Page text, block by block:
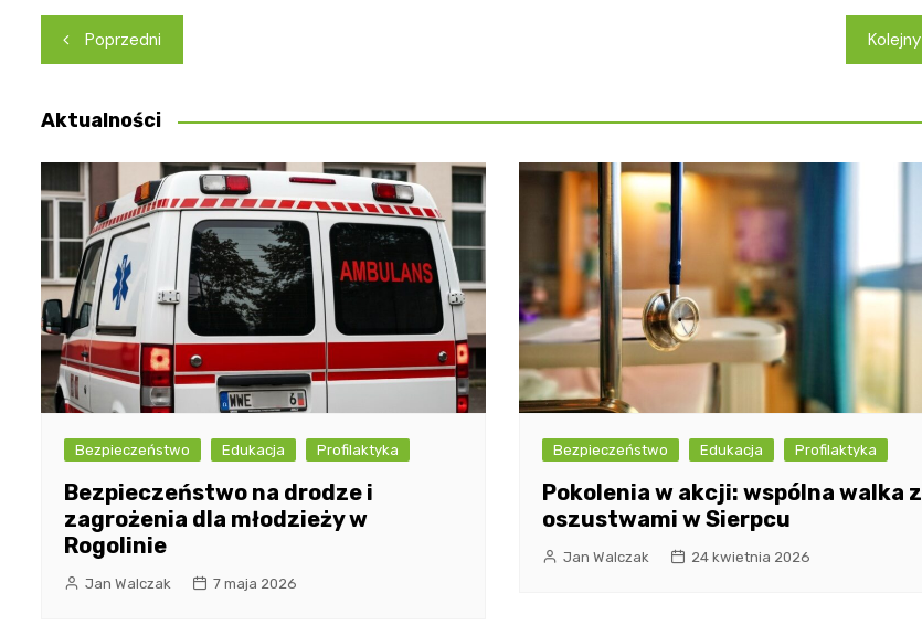
Nawigacja
wpisu
Poprzedni Kolejny
Aktualności
Bezpieczeństwo Edukacja Profilaktyka
Bezpieczeństwo na drodze i
zagrożenia dla młodzieży w
Rogolinie
Jan Walczak 7 maja 2026
Bezpieczeństwo Edukacja Profilaktyka
Pokolenia w akcji: wspólna walka z
oszustwami w Sierpcu
Jan Walczak 24 kwietnia 2026